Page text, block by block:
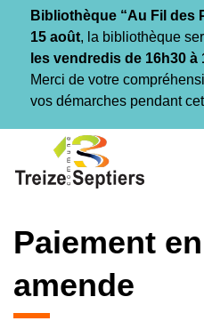
Bibliothèque “Au Fil des
15 août, la bibliothèque
les vendredis de 16h30 à
Merci de votre
vos démarches pendant
contenu
pied
Paiement
amende